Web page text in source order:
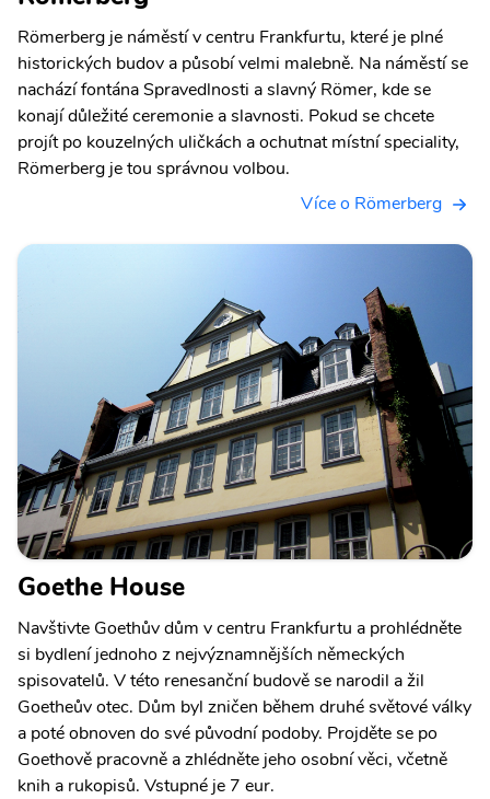
Römerberg je náměstí v centru Frankfurtu, které je plné
historických budov a působí velmi malebně. Na náměstí se
nachází fontána Spravedlnosti a slavný Römer, kde se
konají důležité ceremonie a slavnosti. Pokud se chcete
projít po kouzelných uličkách a ochutnat místní speciality,
Römerberg je tou správnou volbou.
Více o Römerberg
Goethe House
Navštivte Goethův dům v centru Frankfurtu a prohlédněte
si bydlení jednoho z nejvýznamnějších německých
spisovatelů. V této renesanční budově se narodil a žil
Goetheův otec. Dům byl zničen během druhé světové války
a poté obnoven do své původní podoby. Projděte se po
Goethově pracovně a zhlédněte jeho osobní věci, včetně
knih a rukopisů. Vstupné je 7 eur.